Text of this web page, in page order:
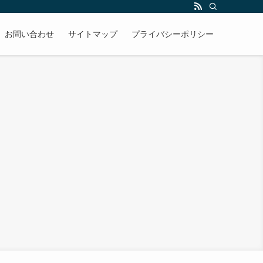
お問い合わせ サイトマップ プライバシーポリシー